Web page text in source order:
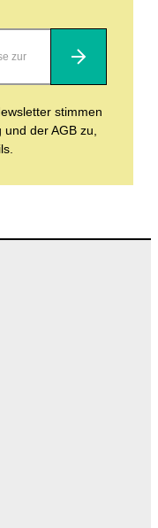
Abonnieren
stimmen
der AGB zu,